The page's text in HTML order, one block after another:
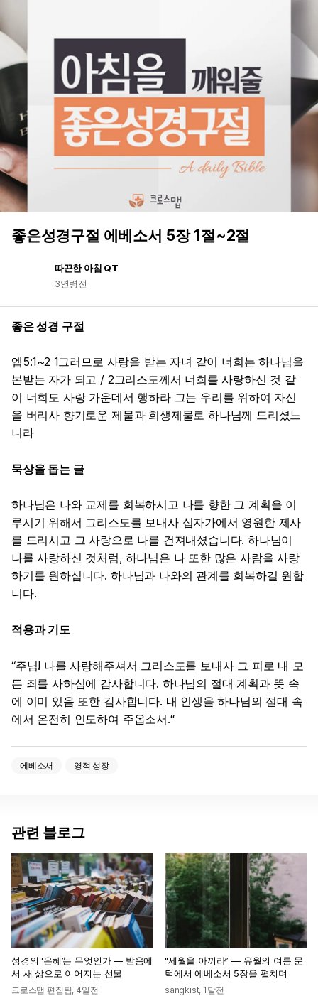
좋은성경구절 에베소서 5장 1절~2절
따끈한 아침 QT
3연령전
좋은 성경 구절
엡5:1~2 1그러므로 사랑을 받는 자녀 같이 너희는 하나님을
본받는 자가 되고 / 2그리스도께서 너희를 사랑하신 것 같
이 너희도 사랑 가운데서 행하라 그는 우리를 위하여 자신
을 버리사 향기로운 제물과 희생제물로 하나님께 드리셨느
니라
묵상을 돕는 글
하나님은 나와 교제를 회복하시고 나를 향한 그 계획을 이
루시기 위해서 그리스도를 보내사 십자가에서 영원한 제사
를 드리시고 그 사랑으로 나를 건져내셨습니다. 하나님이
나를 사랑하신 것처럼, 하나님은 나 또한 많은 사람을 사랑
하기를 원하십니다. 하나님과 나와의 관계를 회복하길 원합
니다.
적용과 기도
“주님! 나를 사랑해주셔서 그리스도를 보내사 그 피로 내 모
든 죄를 사하심에 감사합니다. 하나님의 절대 계획과 뜻 속
에 이미 있음 또한 감사합니다. 내 인생을 하나님의 절대 속
에서 온전히 인도하여 주옵소서.“
에베소서 영적 성장
관련 블로그
성경의 ‘은혜’는 무엇인가 — 받음에
서 새 삶으로 이어지는 선물
크로스맵 편집팀, 4일전
“세월을 아끼라” — 유월의 여름 문
턱에서 에베소서 5장을 펼치며
sangkist, 1달전